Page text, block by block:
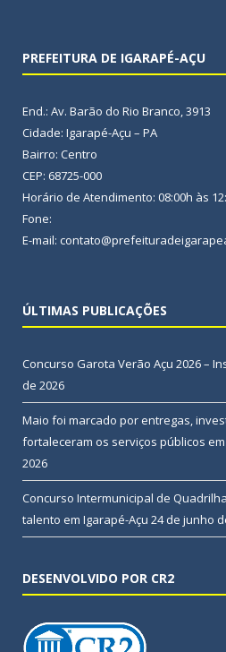
PREFEITURA DE IGARAPÉ-AÇU
End.: Av. Barão do Rio Branco, 3913
Cidade: Igarapé-Açu – PA
Bairro: Centro
CEP: 68725-000
Horário de Atendimento: 08:00h às
Fone:
E-mail:
ÚLTIMAS PUBLICAÇÕES
Concurso Garota Verão Açu 2026 –
de 2026
Maio foi marcado por entregas,
fortaleceram os serviços públicos
2026
Concurso Intermunicipal de
talento em Igarapé-Açu 24 de junho
DESENVOLVIDO POR CR2